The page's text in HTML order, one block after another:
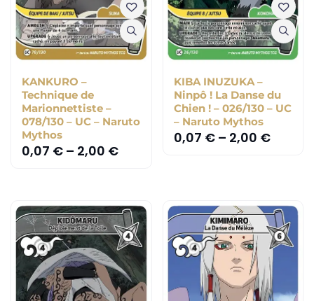
KANKURO –
Technique de
Marionnettiste –
078/130 – UC – Naruto
Mythos
0,07 € – 2,00 €
KIBA INUZUKA –
Ninpô ! La Danse du
Chien ! – 026/130 – UC
– Naruto Mythos
0,07 €– 2,00 €